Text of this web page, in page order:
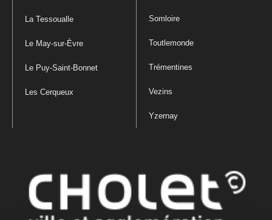
La Tessoualle
Le May-sur-Èvre
Le Puy-Saint-Bonnet
Les Cerqueux
Somloire
Toutlemonde
Trémentines
Vezins
Yzernay